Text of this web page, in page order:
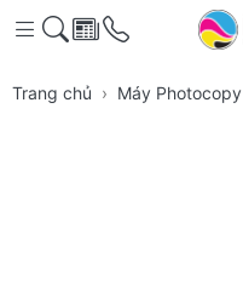
Trang chủ Máy Photocopy